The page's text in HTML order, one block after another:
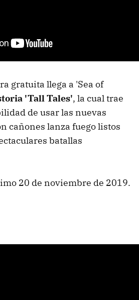
gratuita llega a 'Sea of
'Tall Tales', la cual trae
de usar las nuevas
cañones lanza fuego listos
batallas
20 de noviembre de 2019.